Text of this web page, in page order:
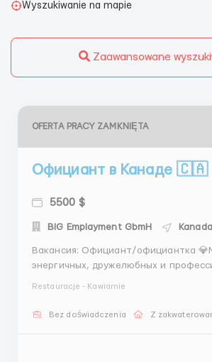
Wyszukiwanie na mapie
Zaawansowane
OFERTA PRACY ZAMKNIĘTA
Официант в Канаде 🇨🇦
5500 $
BIG Emplayment GbmH
Вакансия: Официант/официантка 💎Мы ищем
энергичных, дружелюбных и
к нашей команде и создавать
наших гостей.🥰 🗣️Обязанности: - Приветствие и
Restauracje - Kawiarnie
Bez doświadczenia Z